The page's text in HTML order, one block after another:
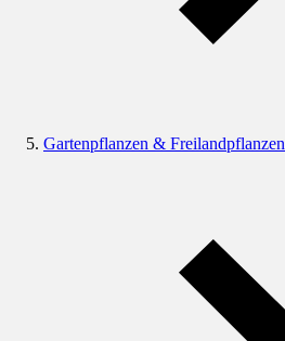
Gartenpflanzen & Freilandpflanzen